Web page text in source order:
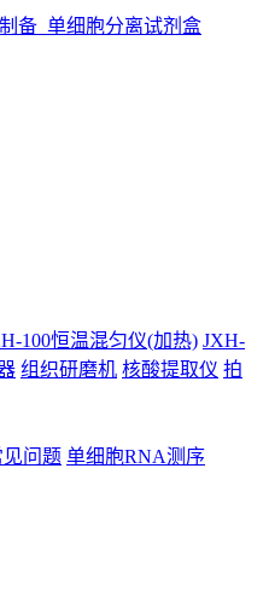
100恒温混匀仪(加热) JXH-
组织研磨机 核酸提取仪 拍
见问题 单细胞RNA测序